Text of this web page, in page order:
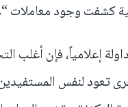
كشفت وجود معاملات
إعلامياً، فإن أغلب
تعود لنفس